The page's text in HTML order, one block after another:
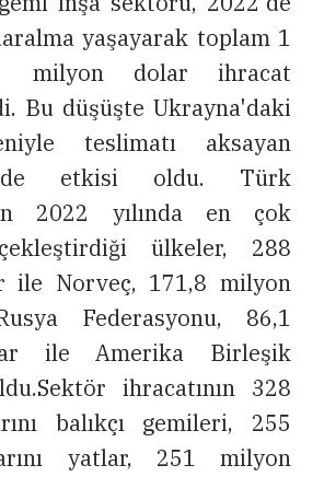
yaşayarak toplam 1
milyon dolar ihracat
Bu düşüşte Ukrayna'daki
teslimatı aksayan
de etkisi oldu. Türk
2022 yılında en çok
ülkeler, 288
ile Norveç, 171,8 milyon
Federasyonu, 86,1
ile Amerika Birleşik
ihracatının 328
balıkçı gemileri, 255
yatlar, 251 milyon